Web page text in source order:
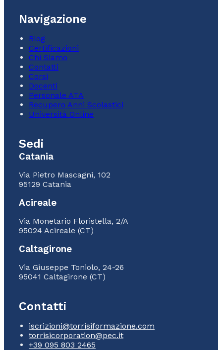
Navigazione
Blog
Certificazioni
Chi Siamo
Contatti
Corsi
Docenti
Personale ATA
Recupero Anni Scolastici
Università Online
Sedi
Catania
Via Pietro Mascagni, 102
95129 Catania
Acireale
Via Monetario Floristella, 2/A
95024 Acireale (CT)
Caltagirone
Via Giuseppe Toniolo, 24-26
95041 Caltagirone (CT)
Contatti
iscrizioni@torrisiformazione.com
torrisicorporation@pec.it
+39 095 803 2465